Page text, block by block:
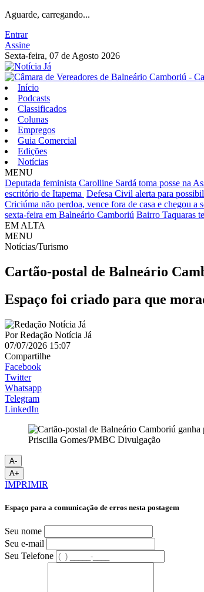
Aguarde, carregando...
Entrar
Assine
Sexta-feira, 07 de Agosto 2026
Início
Podcasts
Classificados
Colunas
Empregos
Guia Comercial
Edições
Notícias
MENU
Deputada feminista Carolline Sardá toma posse na
escritório de Itapema Defesa Civil alerta para
Criciúma não perdoa, vence fora de casa e chegou a
sexta-feira em Balneário Camboriú Bairro Taquaras
EM ALTA
MENU
Notícias/Turismo
Cartão-postal de Balneário
Espaço foi criado para que
PorRedação Notícia Já
07/07/2026 15:07
Compartilhe
Facebook
Twitter
Whatsapp
Telegram
LinkedIn
Priscilla Gomes/PMBC Divulgação
A-
A+
IMPRIMIR
Espaço para a comunicação de erros nesta postagem
Seu nome
Seu e-mail
Seu Telefone